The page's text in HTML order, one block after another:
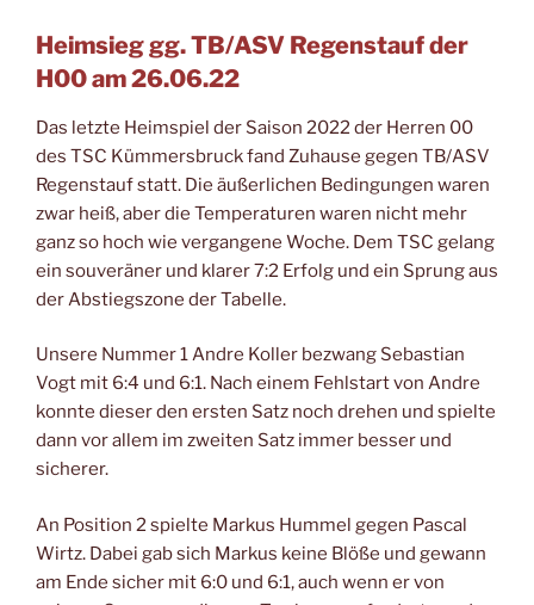
Heimsieg gg. TB/ASV Regenstauf der
H00 am 26.06.22
Das letzte Heimspiel der Saison 2022 der Herren 00
des TSC Kümmersbruck fand Zuhause gegen TB/ASV
Regenstauf statt. Die äußerlichen Bedingungen waren
zwar heiß, aber die Temperaturen waren nicht mehr
ganz so hoch wie vergangene Woche. Dem TSC gelang
ein souveräner und klarer 7:2 Erfolg und ein Sprung aus
der Abstiegszone der Tabelle.
Unsere Nummer 1 Andre Koller bezwang Sebastian
Vogt mit 6:4 und 6:1. Nach einem Fehlstart von Andre
konnte dieser den ersten Satz noch drehen und spielte
dann vor allem im zweiten Satz immer besser und
sicherer.
An Position 2 spielte Markus Hummel gegen Pascal
Wirtz. Dabei gab sich Markus keine Blöße und gewann
am Ende sicher mit 6:0 und 6:1, auch wenn er von